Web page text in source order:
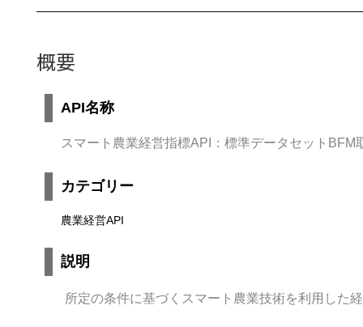
概要
API名称
スマート農業経営指標API：標準データセットBFM
カテゴリー
農業経営API
説明
所定の条件に基づくスマート農業技術を利用した